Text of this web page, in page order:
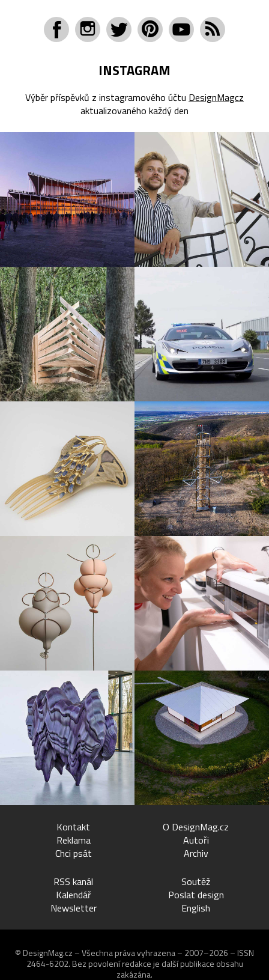
INSTAGRAM
Výběr příspěvků z instagramového účtu DesignMagcz
aktualizovaného každý den
Kontakt
Reklama
Chci psát
O DesignMag.cz
Autoři
Archiv
RSS kanál
Kalendář
Newsletter
Soutěž
Poslat design
English
© DesignMag.cz – Všechna práva vyhrazena – 2007–2026 – ISSN
2464-6202. Bez povolení redakce je další publikace obsahu
zakázána.